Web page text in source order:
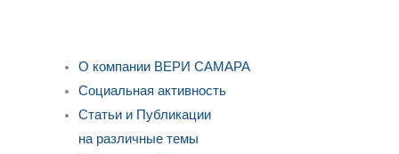
О компании ВЕРИ САМАРА
Социальная активность
Статьи и Публикации
на различные темы